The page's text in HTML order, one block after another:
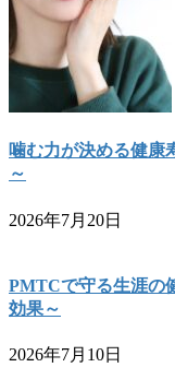
噛む力が決める健康
～
2026年7月20日
PMTCで守る生涯の
効果～
2026年7月10日